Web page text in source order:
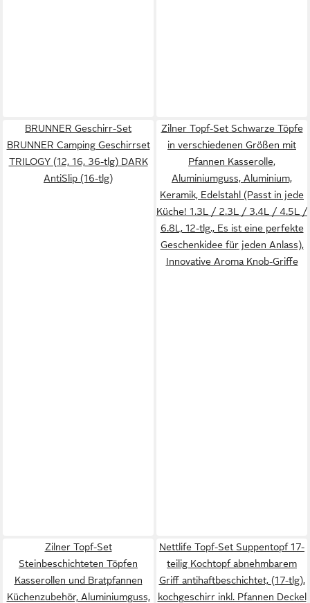
BRUNNER Geschirr-Set
BRUNNER Camping Geschirrset
TRILOGY (12, 16, 36-tlg) DARK
AntiSlip (16-tlg)
Zilner Topf-Set Schwarze Töpfe
in verschiedenen Größen mit
Pfannen Kasserolle,
Aluminiumguss, Aluminium,
Keramik, Edelstahl (Passt in jede
Küche! 1.3L / 2.3L / 3.4L / 4.5L /
6.8L, 12-tlg., Es ist eine perfekte
Geschenkidee für jeden Anlass),
Innovative Aroma Knob-Griffe
Zilner Topf-Set
Steinbeschichteten Töpfen
Kasserollen und Bratpfannen
Küchenzubehör, Aluminiumguss,
Nettlife Topf-Set Suppentopf 17-
teilig Kochtopf abnehmbarem
Griff antihaftbeschichtet, (17-tlg),
kochgeschirr inkl. Pfannen Deckel